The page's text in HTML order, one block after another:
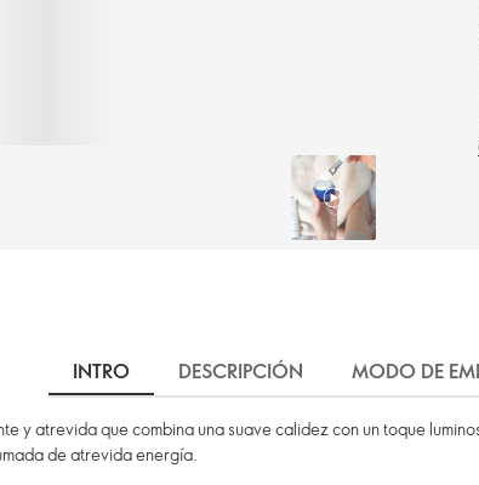
INTRO DESCRIPCIÓN MODO DE
y atrevida que combina una suave calidez con un toque
de atrevida energía.